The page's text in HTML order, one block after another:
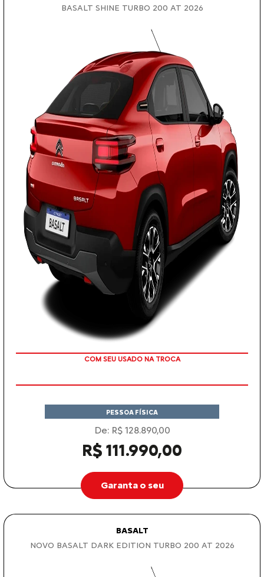
BASALT SHINE TURBO 200 AT 2026
TAXA ZERO
PESSOA FÍSICA
De: R$ 128.890,00
R$ 111.990,00
Garanta o seu
BASALT
NOVO BASALT DARK EDITION TURBO 200 AT 2026